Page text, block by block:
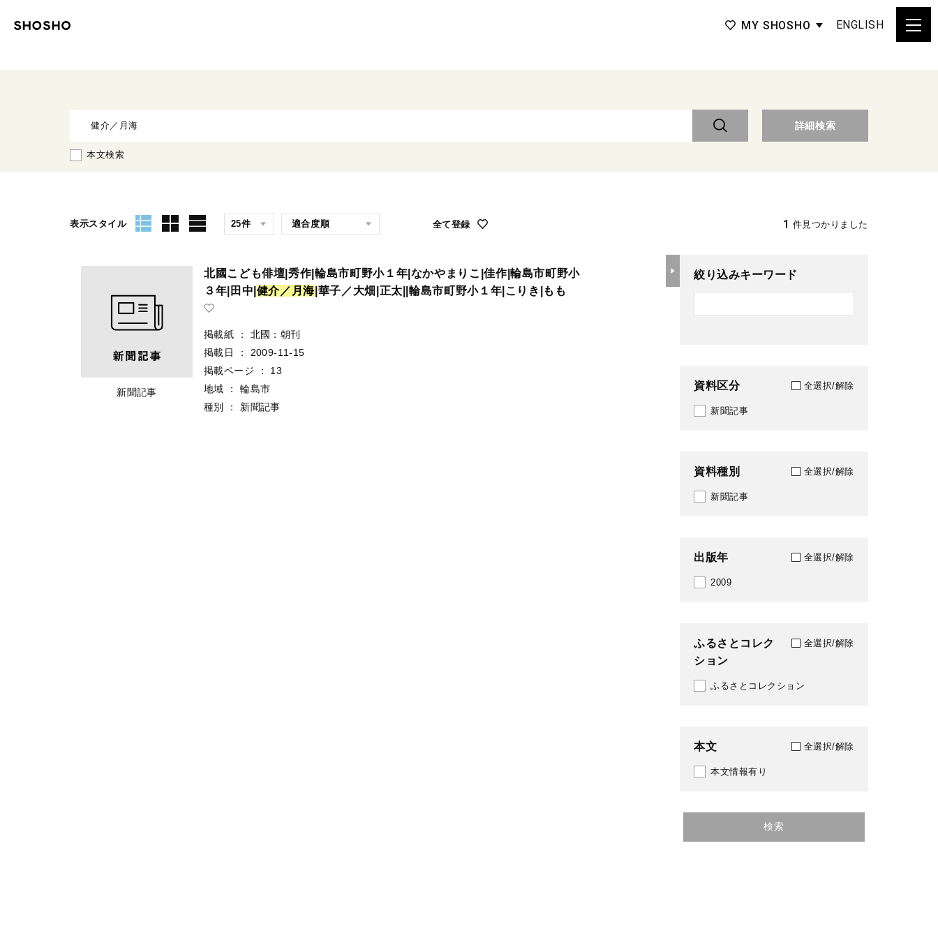
MY SHOSHO ENGLISH
詳細検索
本文検索
表示スタイル 全て登録 1 件見つかりました
新聞記事
北國こども俳壇|秀作|輪島市町野小１年|なかやまりこ|佳作|輪島市町野小
３年|田中| 健介／ 月海 |華子／大畑|正太||輪島市町野小１年|こりき|もも
掲載紙 ：
北國：朝刊
掲載日
：
2009-11-15
掲載ページ
：
13
地域
：
輪島市
種別
： 新聞記事
絞り込みキーワード
資料区分 全選択/解除
新聞記事
資料種別 全選択/解除
新聞記事
出版年 全選択/解除
2009
ふるさとコレク
ション
全選択/解除
ふるさとコレクション
本文 全選択/解除
本文情報有り
検索